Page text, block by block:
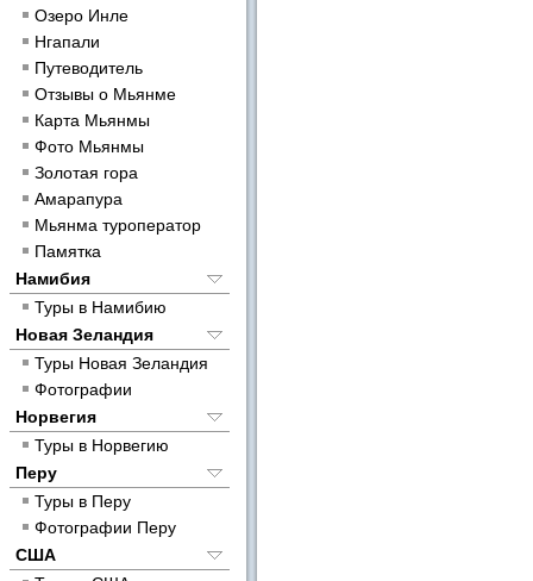
Озеро Инле
Нгапали
Путеводитель
Отзывы о Мьянме
Карта Мьянмы
Фото Мьянмы
Золотая гора
Амарапура
Мьянма туроператор
Памятка
Намибия
Туры в Намибию
Новая Зеландия
Туры Новая Зеландия
Фотографии
Норвегия
Туры в Норвегию
Перу
Туры в Перу
Фотографии Перу
США